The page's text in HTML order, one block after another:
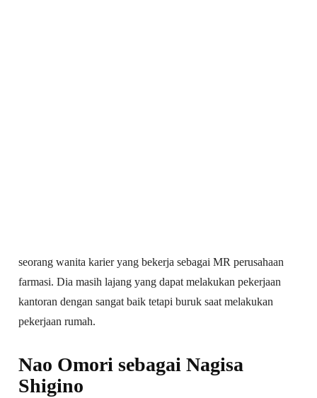
seorang wanita karier yang bekerja sebagai MR perusahaan
farmasi. Dia masih lajang yang dapat melakukan pekerjaan
kantoran dengan sangat baik tetapi buruk saat melakukan
pekerjaan rumah.
Nao Omori sebagai Nagisa
Shigino